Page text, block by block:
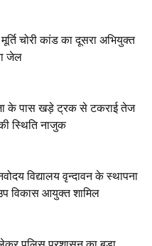
चोरी कांड का दूसरा अभियुक्त
जेल
के पास खड़े ट्रक से टकराई तेज
स्थिति नाजुक
विद्यालय वृन्दावन के स्थापना
विकास आयुक्त शामिल